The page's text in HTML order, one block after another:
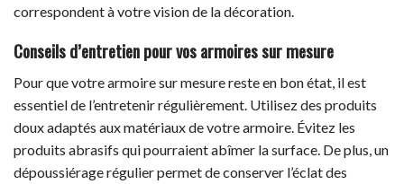
correspondent à votre vision de la décoration.
Conseils d’entretien pour vos armoires sur mesure
Pour que votre armoire sur mesure reste en bon état, il est
essentiel de l’entretenir régulièrement. Utilisez des produits
doux adaptés aux matériaux de votre armoire. Évitez les
produits abrasifs qui pourraient abîmer la surface. De plus, un
dépoussiérage régulier permet de conserver l’éclat des